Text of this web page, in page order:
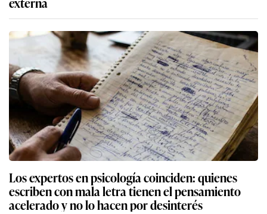
Los expertos en psicología coinciden: quienes
escriben con mala letra tienen el pensamiento
acelerado y no lo hacen por desinterés